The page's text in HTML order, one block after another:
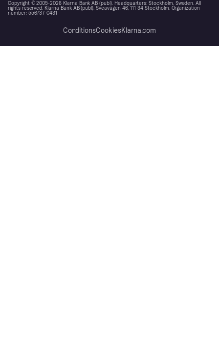
Copyright © 2005-2026 Klarna Bank AB (publ). Headquarters: Stockholm, Sweden. All
rights reserved. Klarna Bank AB (publ). Sveavägen 46, 111 34 Stockholm. Organization
number: 556737-0431
ConditionsCookiesKlarna.com